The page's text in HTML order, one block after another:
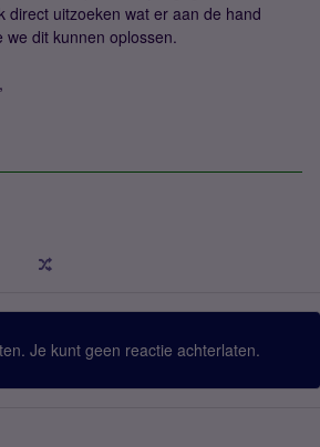
direct uitzoeken wat er aan de hand
we dit kunnen oplossen.
Je kunt geen reactie achterlaten.